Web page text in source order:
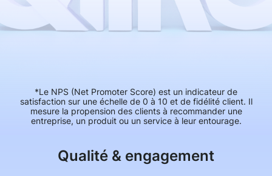
*Le NPS (Net Promoter Score) est un indicateur de
satisfaction sur une échelle de 0 à 10 et de fidélité client. Il
mesure la propension des clients à recommander une
entreprise, un produit ou un service à leur entourage.
Qualité & engagement